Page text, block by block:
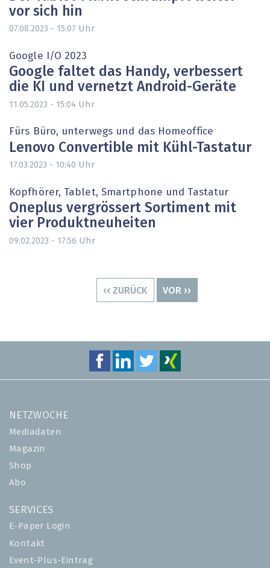
vor sich hin
07.08.2023 - 15:07 Uhr
Google I/O 2023
Google faltet das Handy, verbessert
die KI und vernetzt Android-Geräte
11.05.2023 - 15:04 Uhr
Fürs Büro, unterwegs und das Homeoffice
Lenovo Convertible mit Kühl-Tastatur
17.03.2023 - 10:40 Uhr
Kopfhörer, Tablet, Smartphone und Tastatur
Oneplus vergrössert Sortiment mit
vier Produktneuheiten
09.02.2023 - 17:56 Uhr
VORHERIGE
‹‹ ZURÜCK
NÄCHSTE
VOR ››
NETZWOCHE
Mediadaten
Magazin
Shop
Abo
SERVICES
E-Paper Login
Kontakt
Event-Plus-Eintrag